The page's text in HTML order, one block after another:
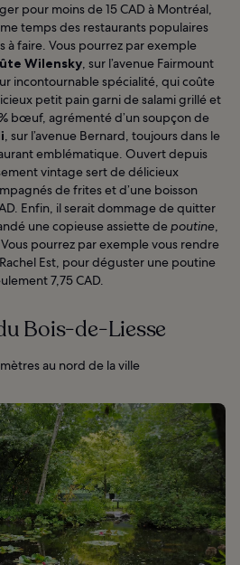
pour moins de 15 CAD à Montréal,
temps des restaurants populaires
à faire. Vous pourrez par exemple
Wilensky, sur l’avenue Fairmount
incontournable spécialité, qui coûte
petit pain garni de salami grillé et
bœuf, agrémenté d’un soupçon de
, sur l’avenue Bernard, toujours dans le
emblématique. Ouvert depuis
vintage sert de délicieux
de frites et d’une boisson
Enfin, il serait dommage de quitter
une copieuse assiette depoutine,
pourrez par exemple vous rendre
Est, pour déguster une poutine
7,75 CAD.
Bois-de-Liesse
au nord de la ville